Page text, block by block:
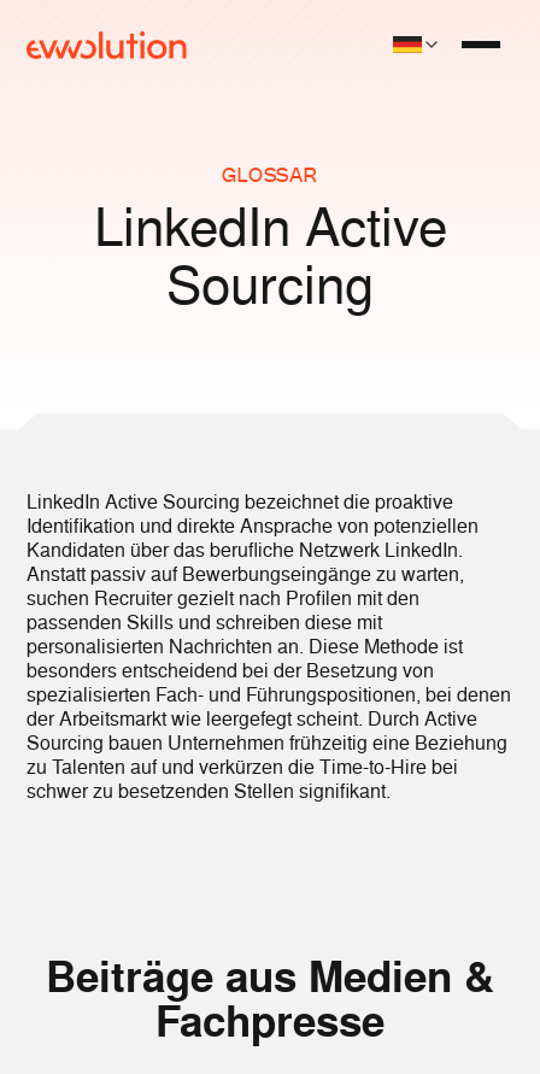
GLOSSAR
LinkedIn Active
Sourcing
LinkedIn Active Sourcing bezeichnet die proaktive
Identifikation und direkte Ansprache von potenziellen
Kandidaten über das berufliche Netzwerk LinkedIn.
Anstatt passiv auf Bewerbungseingänge zu warten,
suchen Recruiter gezielt nach Profilen mit den
passenden Skills und schreiben diese mit
personalisierten Nachrichten an. Diese Methode ist
besonders entscheidend bei der Besetzung von
spezialisierten Fach- und Führungspositionen, bei denen
der Arbeitsmarkt wie leergefegt scheint. Durch Active
Sourcing bauen Unternehmen frühzeitig eine Beziehung
zu Talenten auf und verkürzen die Time-to-Hire bei
schwer zu besetzenden Stellen signifikant.
Beiträge aus Medien &
Fachpresse